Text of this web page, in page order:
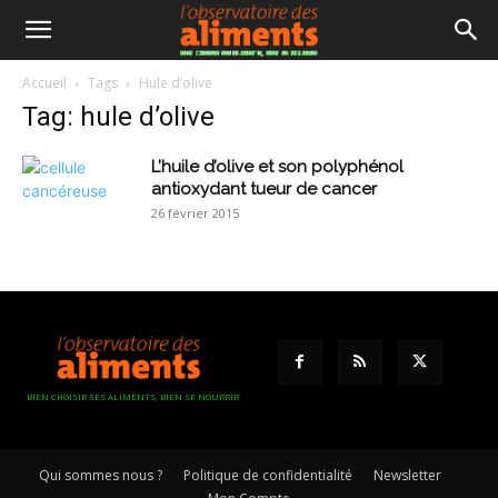
Accueil Tags Hule d’olive
Tag: hule d’olive
L’huile d’olive et son polyphénol
antioxydant tueur de cancer
26 février 2015
BIEN CHOISIR SES ALIMENTS, BIEN SE NOURRIR
Qui sommes nous ? Politique de confidentialité
Newsletter